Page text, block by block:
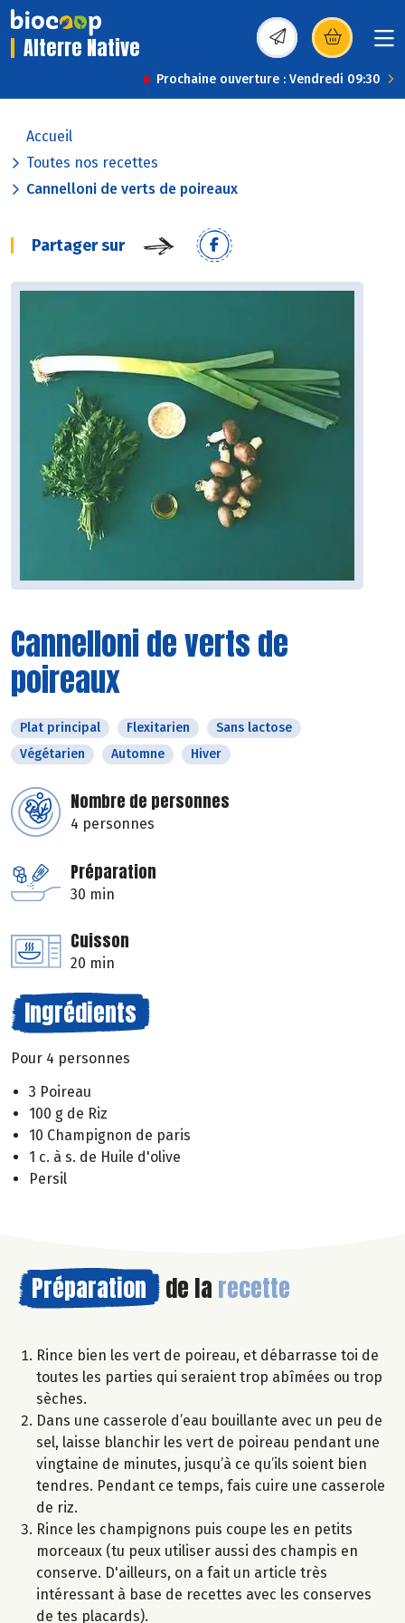
Alterre Native (s’ouvre dans une
Prochaine ouverture : Vendredi 09:30
Accueil
Toutes nos recettes
Cannelloni de verts de poireaux
Partager sur
Cannelloni de verts de
poireaux
Plat principal Flexitarien
Sans lactose
Végétarien
Automne Hiver
Nombre de personnes
4 personnes
Préparation
30 min
Cuisson
20 min
Ingrédients
Pour 4 personnes
3 Poireau
100 g de Riz
10 Champignon de paris
1 c. à s. de Huile d'olive
Persil
Préparation de la recette
Rince bien les vert de poireau, et débarrasse toi de
toutes les parties qui seraient trop abîmées ou trop
sèches.
Dans une casserole d’eau bouillante avec un peu de
sel, laisse blanchir les vert de poireau pendant une
vingtaine de minutes, jusqu’à ce qu’ils soient bien
tendres. Pendant ce temps, fais cuire une casserole
de riz.
Rince les champignons puis coupe les en petits
morceaux (tu peux utiliser aussi des champis en
conserve. D'ailleurs, on a fait un article très
intéressant à base de recettes avec les conserves
de tes placards).